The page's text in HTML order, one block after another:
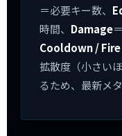
＝必要キー数、
時間、 Damage
Cooldown / Fire
拡散度（小さい
るため、最新メ